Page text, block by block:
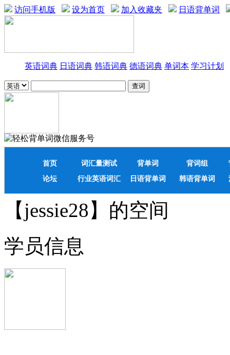
访问手机版 设为首页 加入收藏夹 日语背单词
英语词典 日语词典 韩语词典 德语词典 单词本 学习计划
首页 词汇量测试 背单词 背词组
论坛
行业英语词汇 日语背单词 韩语背单词
【jessie28】的空间
学员信息